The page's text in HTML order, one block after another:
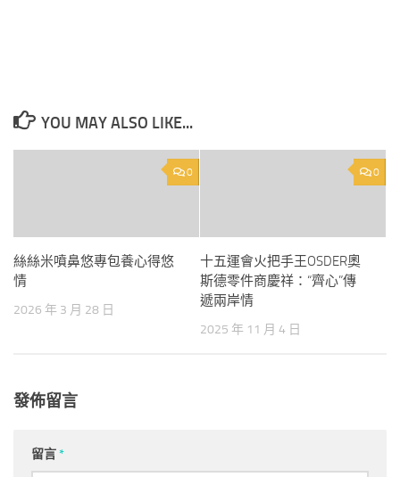
YOU MAY ALSO LIKE...
0
絲絲米噴鼻悠專包養心得悠
情
2026 年 3 月 28 日
0
十五運會火把手王OSDER奧
斯德零件商慶祥：“齊心”傳
遞兩岸情
2025 年 11 月 4 日
發佈留言
留言*